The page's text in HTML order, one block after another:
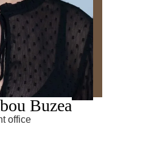
Buzea
office